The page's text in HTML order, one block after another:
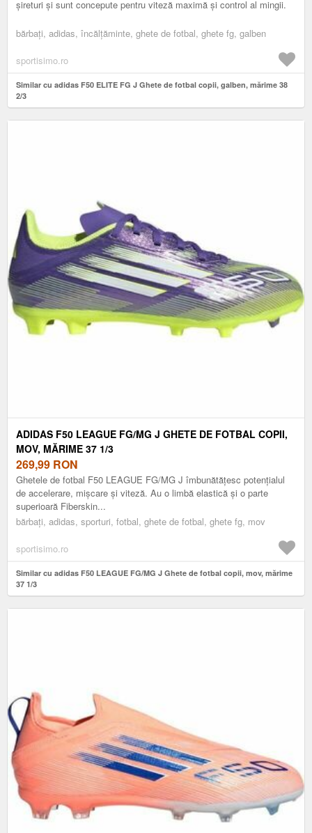
șireturi și sunt concepute pentru viteză maximă și control al mingii.
bărbați, adidas, încălțăminte, ghete de fotbal, ghete fg, galben
sportisimo.ro
Similar cu adidas F50 ELITE FG J Ghete de fotbal copii, galben, mărime 38
2/3
ADIDAS F50 LEAGUE FG/MG J GHETE DE FOTBAL COPII,
MOV, MĂRIME 37 1/3
269,99 RON
Ghetele de fotbal F50 LEAGUE FG/MG J îmbunătățesc potențialul
de accelerare, mișcare și viteză. Au o limbă elastică și o parte
superioară Fiberskin...
bărbați, adidas, sporturi, fotbal, ghete de fotbal, ghete fg, mov
sportisimo.ro
Similar cu adidas F50 LEAGUE FG/MG J Ghete de fotbal copii, mov, mărime
37 1/3